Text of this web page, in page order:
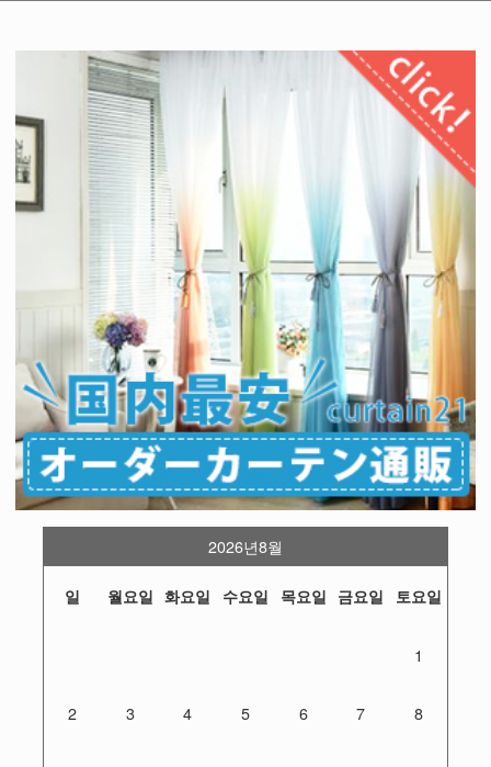
2026년8월
일 월요일 화요일 수요일 목요일 금요일 토요일
1
2 3 4 5 6 7 8